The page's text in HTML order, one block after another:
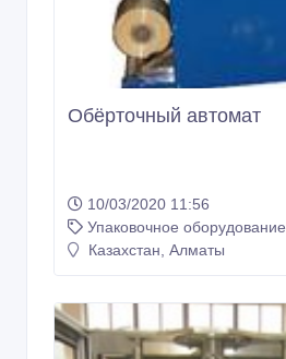
Обёрточный автомат
10/03/2020 11:56
Упаковочное оборудование
Казахстан, Алматы